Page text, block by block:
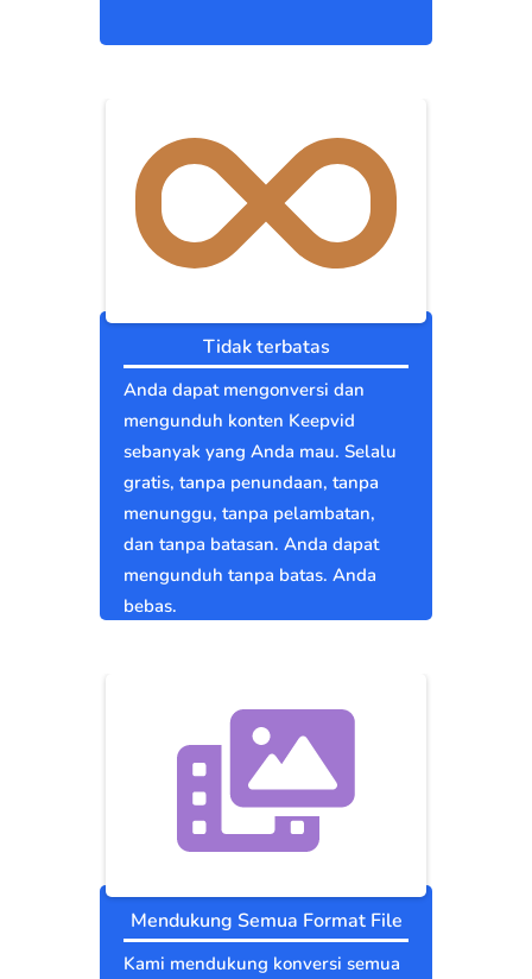
Tidak terbatas
Anda dapat mengonversi dan
mengunduh konten Keepvid
sebanyak yang Anda mau. Selalu
gratis, tanpa penundaan, tanpa
menunggu, tanpa pelambatan,
dan tanpa batasan. Anda dapat
mengunduh tanpa batas. Anda
bebas.
Mendukung Semua Format File
Kami mendukung konversi semua